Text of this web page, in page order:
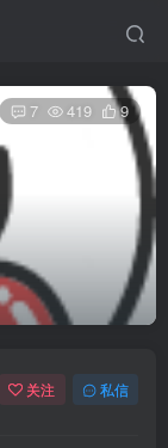
7 419 9
关注 私信